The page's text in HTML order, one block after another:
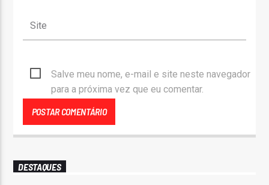
Salve meu nome, e-mail e site neste navegador
para a próxima vez que eu comentar.
DESTAQUES